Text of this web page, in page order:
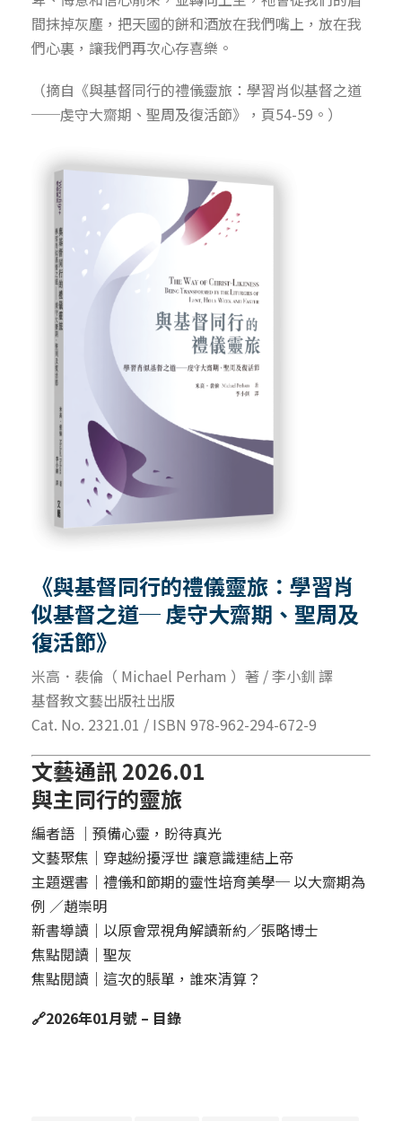
間抹掉灰塵，把天國的餅和酒放在我們嘴上，放在我
們心裏，讓我們再次心存喜樂。
（摘自《與基督同行的禮儀靈旅：學習肖似基督之道
──虔守大齋期、聖周及復活節》，頁54-59。）
《與基督同行的禮儀靈旅：學習肖
似基督之道─ 虔守大齋期、聖周及
復活節》
米高．裴倫（ Michael Perham ）著 / 李小釧 譯
基督教文藝出版社出版
Cat. No. 2321.01 / ISBN 978-962-294-672-9
文藝通訊 2026.01
與主同行的靈旅
編者語 ｜預備心靈，盼待真光
文藝聚焦｜穿越紛擾浮世 讓意識連結上帝
主題選書｜禮儀和節期的靈性培育美學─ 以大齋期為
例 ／趙崇明
新書導讀｜以原會眾視角解讀新約／張略博士
焦點閱讀｜聖灰
焦點閱讀｜這次的賬單，誰來清算？
🔗2026年01月號 – 目錄